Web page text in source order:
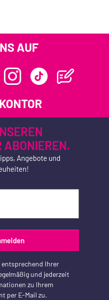
AUF
ABONIEREN.
Angebote und
Ihrer
und jederzeit
zu Ihrem
per E-Mail zu.